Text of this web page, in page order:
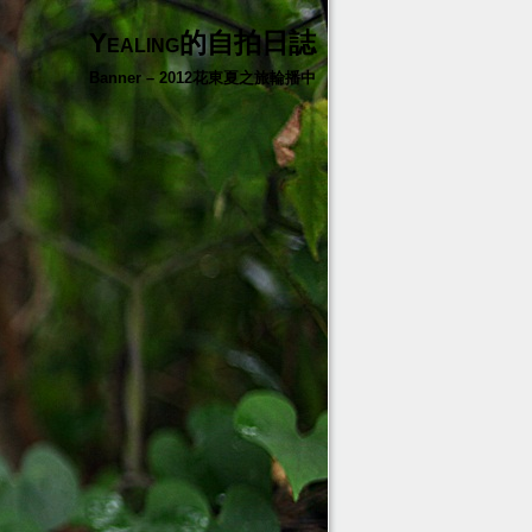
Yealing的自拍日誌
Banner – 2012花東夏之旅輪播中